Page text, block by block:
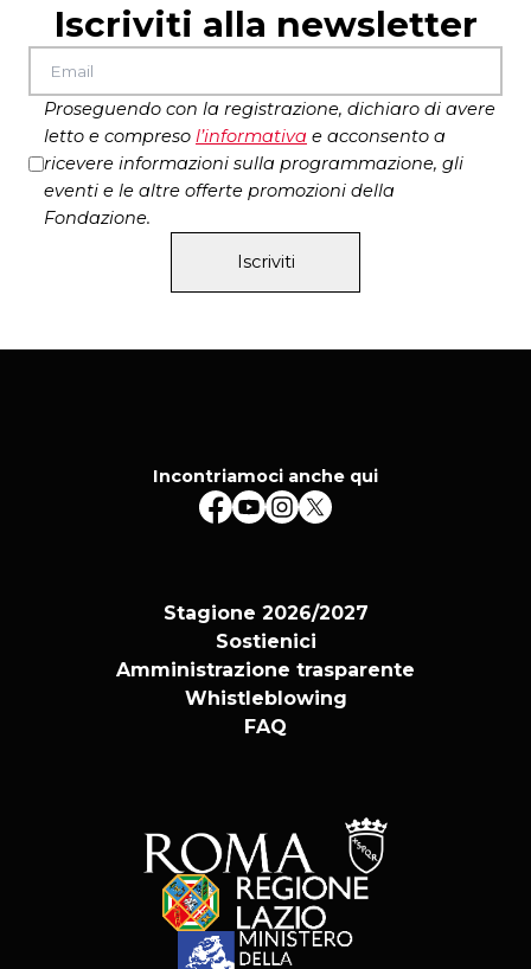
dicembre al Teatro Lo Spazio di Roma
Biglietteria 06.77076486
Iscriviti alla newsletter
Proseguendo con la registrazione, dichiaro di avere
letto e compreso l’informativa e acconsento a
ricevere informazioni sulla programmazione, gli
eventi e le altre offerte promozioni della
Fondazione.
Iscriviti
Incontriamoci anche qui
Stagione 2026/2027
Sostienici
Amministrazione trasparente
Whistleblowing
FAQ